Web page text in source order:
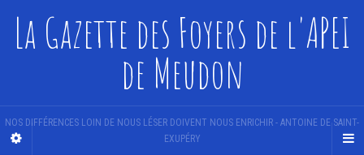
La Gazette des Foyers de l'APEI
de Meudon
NOS DIFFÉRENCES LOIN DE NOUS LÉSER DOIVENT NOUS ENRICHIR - ANTOINE DE SAINT-
EXUPÉRY